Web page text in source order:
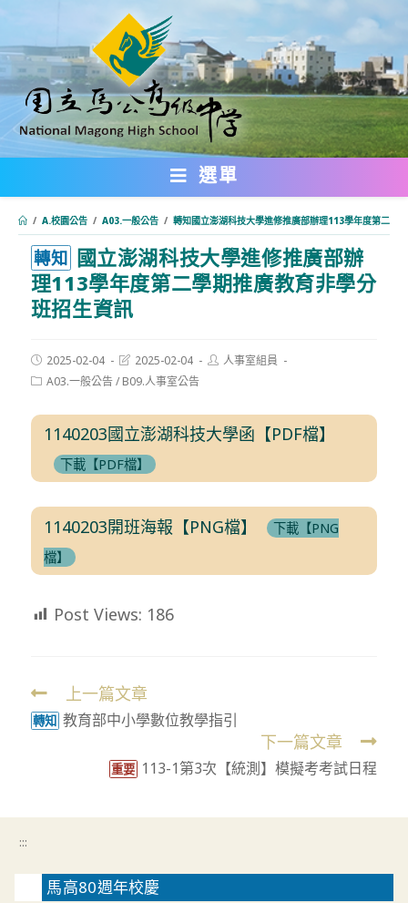
轉
主
要
內
選單
/ A.校園公告 / A03.一般公告 / 轉知國立澎湖科技大學進修推廣部辦理113學年度第二學
轉知 國立澎湖科技大學進修推廣部辦
理113學年度第二學期推廣教育非學分
班招生資訊
Post
published:
2025-02-04
Post
modified:
2025-02-04
Post人事室組員
PostA03.一般公告/ B09.人事室公告
1140203國立澎湖科技大學函【PDF檔】
下載【PDF檔】
1140203開班海報【PNG檔】
下載【PNG
檔】
Post Views: 186
Read
more
上一篇文章
轉知 教育部中小學數位教學指引
下一篇文章
重要 113-1第3次【統測】模擬考考試日程
:::
馬高80週年校慶